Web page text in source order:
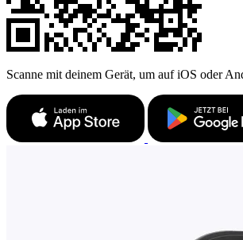
Scanne mit deinem Gerät, um auf iOS oder